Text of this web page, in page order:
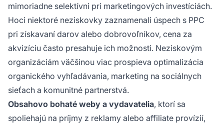
mimoriadne selektívni pri marketingových investíciách.
Hoci niektoré neziskovky zaznamenali úspech s PPC
pri získavaní darov alebo dobrovoľníkov, cena za
akvizíciu často presahuje ich možnosti. Neziskovým
organizáciám väčšinou viac prospieva optimalizácia
organického vyhľadávania, marketing na sociálnych
sieťach a komunitné partnerstvá.
Obsahovo bohaté weby a vydavatelia, ktorí sa
spoliehajú na príjmy z reklamy alebo affiliate provízií,